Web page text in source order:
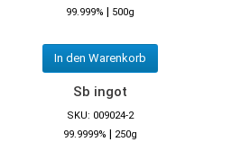
99.999% | 500g
In den Warenkorb
Sb ingot
SKU: 009024-2
99.9999% | 250g